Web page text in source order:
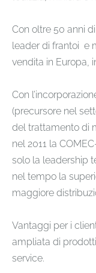
Con oltre 50 anni
leader di frantoi e
vendita in Europa,
Con
(precursore nel
del trattamento di
nel 2011 la
solo la leadership
nel tempo la
maggiore
Vantaggi per i
ampliata di
service.